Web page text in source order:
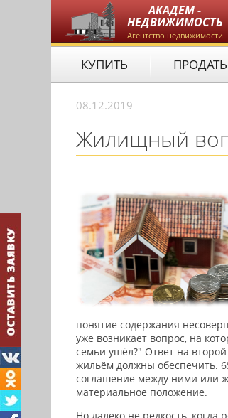
АКАДЕМ -
НЕДВИЖИМОСТЬ
Агентство недвижимости
КУПИТЬ ПРОДАТЬ
08.12.2019
Жилищный
понятие содержания
уже возникает вопрос, на
семьи ушёл?" Ответ на
жильём должны обеспечить.
соглашение между ними или
материальное положение.